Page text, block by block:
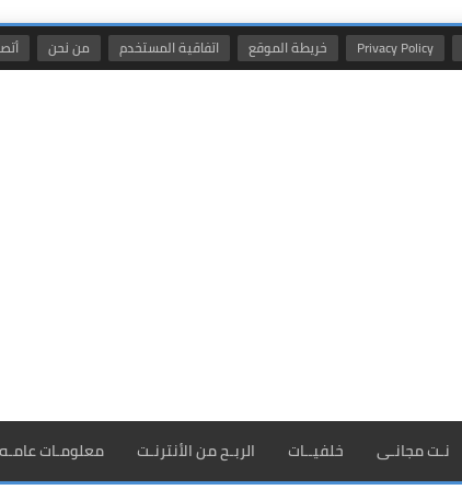
Privacy Policy خريطة الموقع اتفاقية المستخدم من نحن
نـت مجانـى خلفيــات الربـح من الأنترنـت معلومـات عامـه